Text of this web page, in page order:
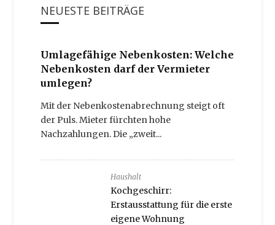
NEUESTE BEITRÄGE
Umlagefähige Nebenkosten: Welche
Nebenkosten darf der Vermieter
umlegen?
Mit der Nebenkostenabrechnung steigt oft
der Puls. Mieter fürchten hohe
Nachzahlungen. Die „zweit...
Haushalt
Kochgeschirr:
Erstausstattung für die erste
eigene Wohnung